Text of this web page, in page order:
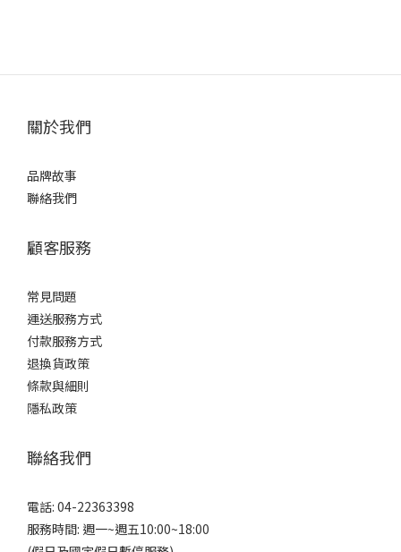
關於我們
品牌故事
聯絡我們
顧客服務
常見問題
運送服務方式
付款服務方式
退換貨政策
條款與細則
隱私政策
聯絡我們
電話: 04-22363398
服務時間: 週一~週五10:00~18:00